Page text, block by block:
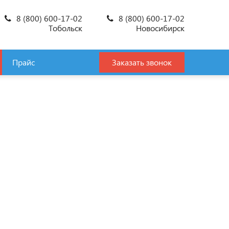
8 (800) 600-17-02
Тобольск
8 (800) 600-17-02
Новосибирск
Прайс Заказать звонок